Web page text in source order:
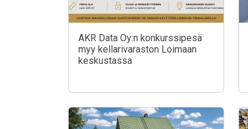
AKR Data Oy:n konkurssipesä
myy kellarivaraston Loimaan
keskustassa